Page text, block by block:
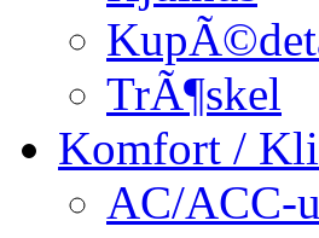
TrÃ¶skel
Komfort /
AC/ACC-